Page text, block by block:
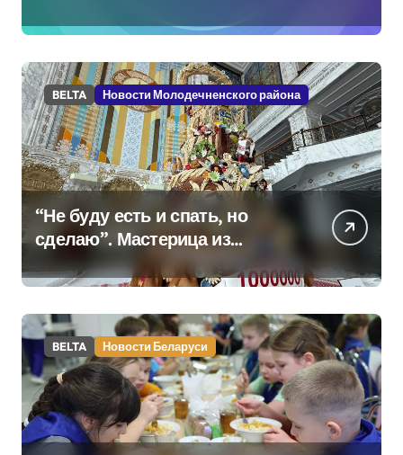
BELTA Новости Молодечненского района
“Не буду есть и спать, но
сделаю”. Мастерица из
Молодечно о 50-
килограммовом каравае для
Дворца Независимости
BELTA Новости Беларуси